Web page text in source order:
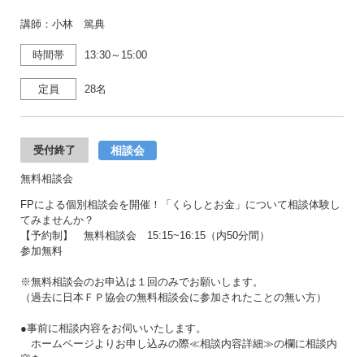
講師：小林 篤典
時間帯 13:30～15:00
定員 28名
受付終了 相談会
無料相談会
FPによる個別相談会を開催！「くらしとお金」について相談体験し
てみませんか？
【予約制】 無料相談会 15:15~16:15（内50分間）
参加無料
※無料相談会のお申込は１回のみでお願いします。
（過去に日本ＦＰ協会の無料相談会に参加されたことの無い方）
●事前に相談内容をお伺いいたします。
ホームページよりお申し込みの際≪相談内容詳細≫の欄に相談内